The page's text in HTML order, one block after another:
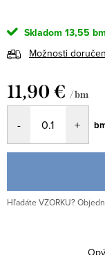
Skladom 13,55 bm
Možnosti
11,90 € / bm
cena:
Hľadáte VZORKU?